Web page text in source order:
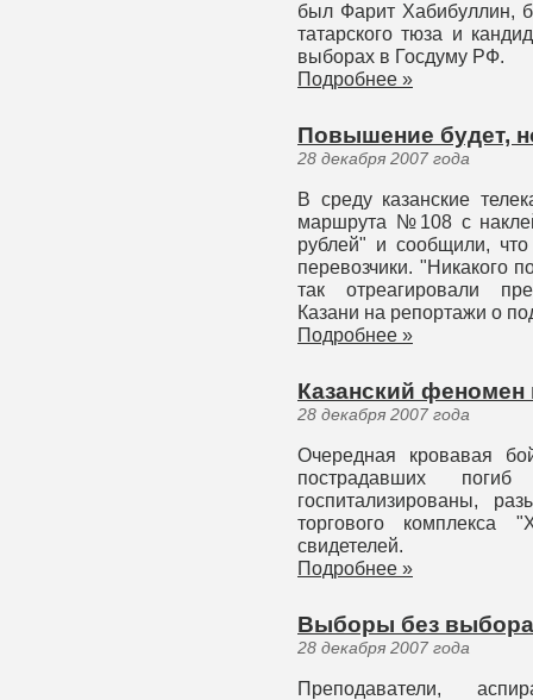
был Фарит Хабибуллин,
татарского тюза и
выборах в Госдуму РФ.
Подробнее »
Повышение будет,
28 декабря 2007 года
В среду казанские
маршрута №108 с
рублей" и сообщили,
перевозчики. "Никакого
так отреагировали
Казани на репортажи о
Подробнее »
Казанский феномен
28 декабря 2007 года
Очередная кровавая
пострадавших
госпитализированы,
торгового комплекса
свидетелей.
Подробнее »
Выборы без выбора
28 декабря 2007 года
Преподаватели,